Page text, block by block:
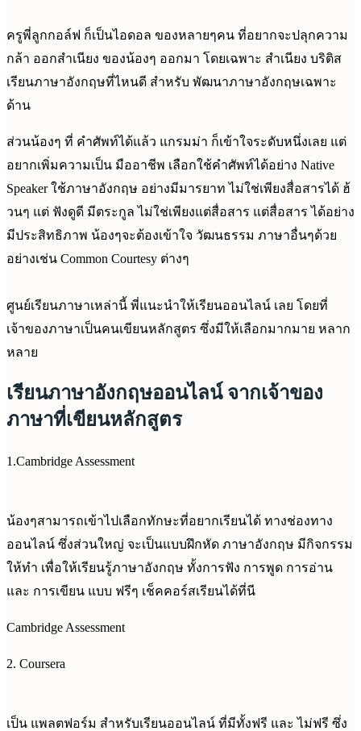
ครูพี่ลูกกอล์ฟ ก็เป็นไอดอล ของหลายๆคน ที่อยากจะปลุกความ
กล้า ออกสำเนียง ของน้องๆ ออกมา โดยเฉพาะ สำเนียง บริติส
เรียนภาษาอังกฤษที่ไหนดี สำหรับ พัฒนาภาษาอังกฤษเฉพาะ
ด้าน
ส่วนน้องๆ ที่ คำศัพท์ได้แล้ว แกรมม่า ก็เข้าใจระดับหนึ่งเลย แต่
อยากเพิ่มความเป็น มืออาชีพ เลือกใช้คำศัพท์ได้อย่าง Native
Speaker ใช้ภาษาอังกฤษ อย่างมีมารยาท ไม่ใช่เพียงสื่อสารได้ ฮ้
วนๆ แต่ ฟังดูดี มีตระกูล ไม่ใช่เพียงแต่สื่อสาร แต่สื่อสาร ได้อย่าง
มีประสิทธิภาพ น้องๆจะต้องเข้าใจ วัฒนธรรม ภาษาอื่นๆด้วย
อย่างเช่น Common Courtesy ต่างๆ
ศูนย์เรียนภาษาเหล่านี้ พี่แนะนำให้เรียนออนไลน์ เลย โดยที่
เจ้าของภาษาเป็นคนเขียนหลักสูตร ซึ่งมีให้เลือกมากมาย หลาก
หลาย
เรียนภาษาอังกฤษออนไลน์ จากเจ้าของ
ภาษาที่เขียนหลักสูตร
1.Cambridge Assessment
น้องๆสามารถเข้าไปเลือกทักษะที่อยากเรียนได้ ทางช่องทาง
ออนไลน์ ซึ่งส่วนใหญ่ จะเป็นแบบฝึกหัด ภาษาอังกฤษ มีกิจกรรม
ให้ทำ เพื่อให้เรียนรู้ภาษาอังกฤษ ทั้งการฟัง การพูด การอ่าน
และ การเขียน แบบ ฟรีๆ เช็คคอร์สเรียนได้ที่นี
Cambridge Assessment
2. Coursera
เป็น แพลตฟอร์ม สำหรับเรียนออนไลน์ ที่มีทั้งฟรี และ ไม่ฟรี ซึ่ง